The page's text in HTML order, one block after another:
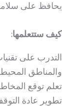
يحافظ على
كيف ستتعلمها:
التدرب على
والمناطق
تعلم توقع
تطوير عادة